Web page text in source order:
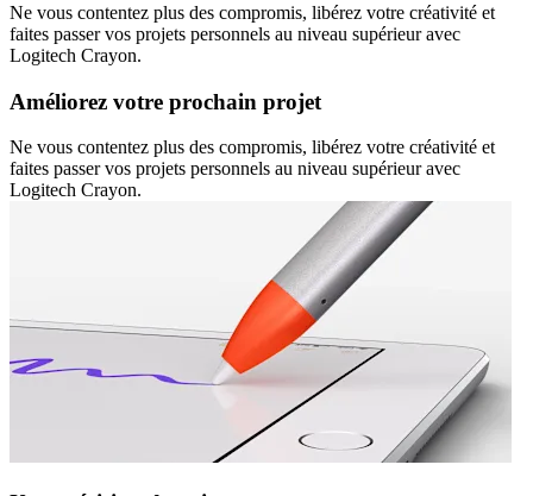
Ne vous contentez plus des compromis, libérez votre créativité et
faites passer vos projets personnels au niveau supérieur avec
Logitech Crayon.
Améliorez votre prochain projet
Ne vous contentez plus des compromis, libérez votre créativité et
faites passer vos projets personnels au niveau supérieur avec
Logitech Crayon.